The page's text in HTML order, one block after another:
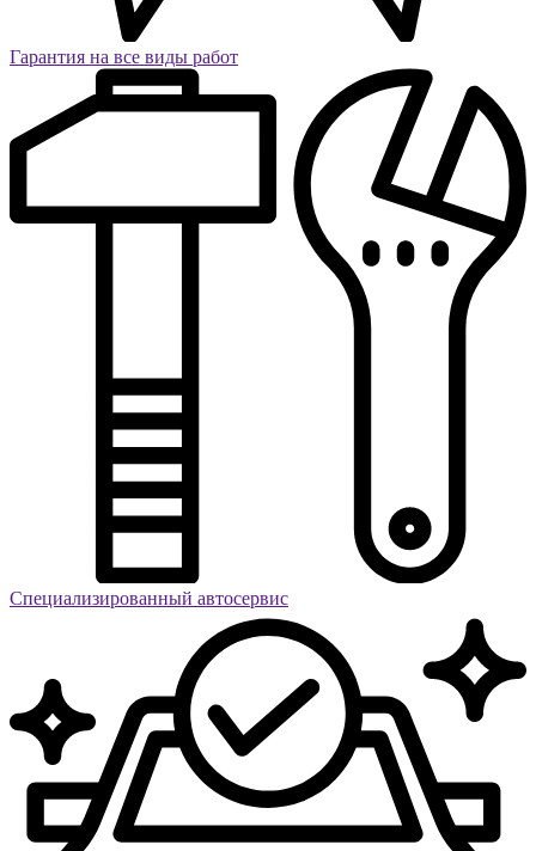
Гарантия на все виды работ
Специализированный автосервис